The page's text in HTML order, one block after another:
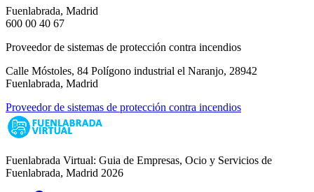
Fuenlabrada, Madrid
600 00 40 67
Proveedor de sistemas de protección contra incendios
Calle Móstoles, 84 Polígono industrial el Naranjo, 28942
Fuenlabrada, Madrid
Proveedor de sistemas de protección contra incendios
Fuenlabrada Virtual: Guia de Empresas, Ocio y Servicios de
Fuenlabrada, Madrid 2026